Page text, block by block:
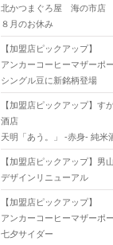
北かつまぐろ屋 海の市店
８月のお休み
【加盟店ピックアップ】
アンカーコーヒーマザーポ
シングル豆に新銘柄登場
【加盟店ピックアップ】す
酒店
天明「あう。」 -赤身- 純米
【加盟店ピックアップ】男
デザインリニューアル
【加盟店ピックアップ】
アンカーコーヒーマザーポ
七夕サイダー